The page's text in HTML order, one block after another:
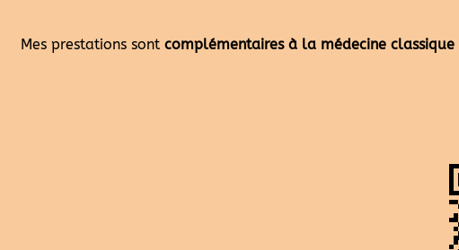
Mes prestations sont complémentaires à la médecine classique